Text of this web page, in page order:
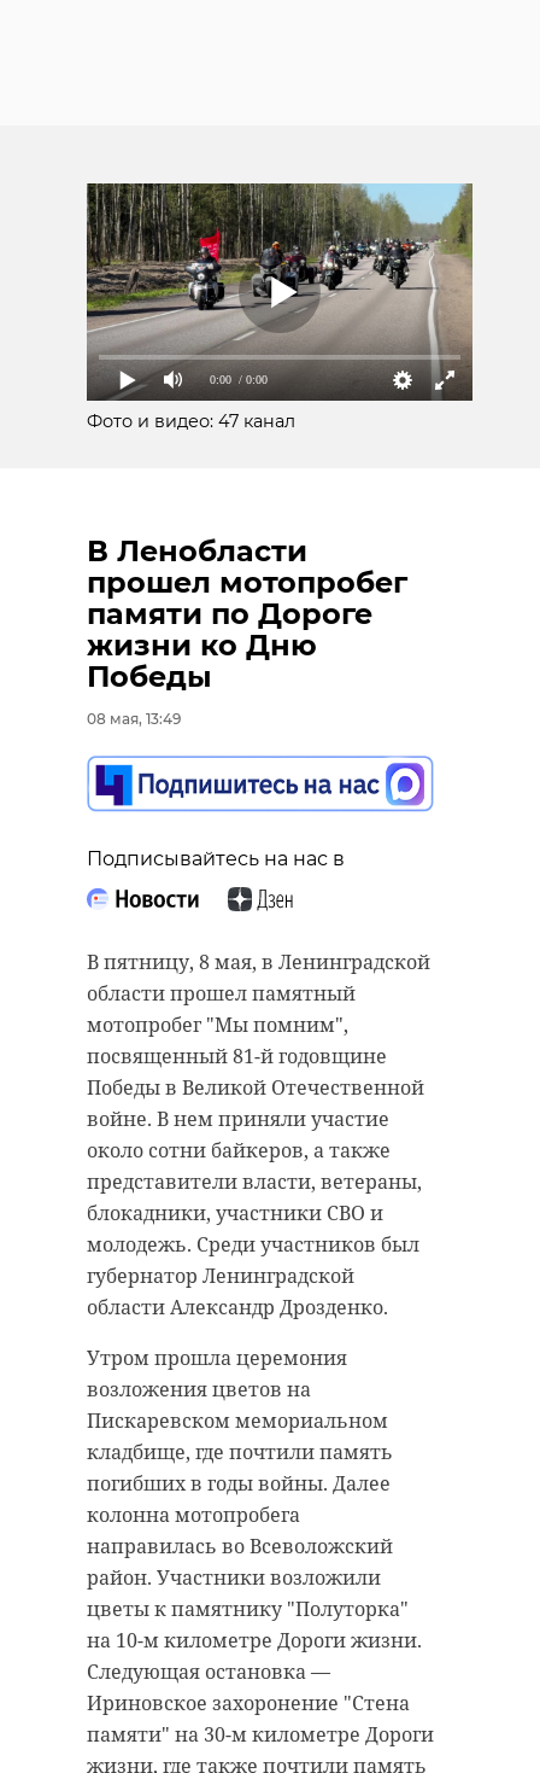
0:00 / 0:00
Фото и видео: 47 канал
В Ленобласти
прошел мотопробег
памяти по Дороге
жизни ко Дню
Победы
08 мая, 13:49
Подписывайтесь на нас в
В пятницу, 8 мая, в Ленинградской
области прошел памятный
мотопробег "Мы помним",
посвященный 81-й годовщине
Победы в Великой Отечественной
войне. В нем приняли участие
около сотни байкеров, а также
представители власти, ветераны,
блокадники, участники СВО и
молодежь. Среди участников был
губернатор Ленинградской
области Александр Дрозденко.
Утром прошла церемония
возложения цветов на
Пискаревском мемориальном
кладбище, где почтили память
погибших в годы войны. Далее
колонна мотопробега
направилась во Всеволожский
район. Участники возложили
цветы к памятнику "Полуторка"
на 10-м километре Дороги жизни.
Следующая остановка —
Ириновское захоронение "Стена
памяти" на 30-м километре Дороги
жизни, где также почтили память